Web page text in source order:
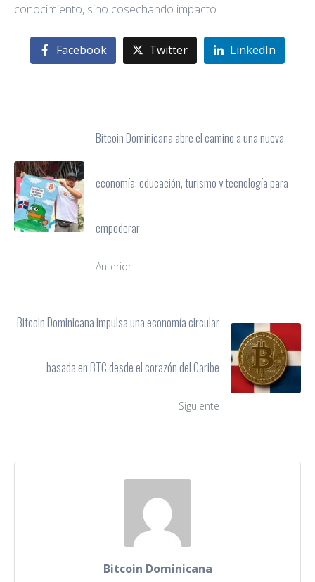
conocimiento, sino cosechando impacto.
Facebook Twitter LinkedIn
Bitcoin Dominicana abre el camino a una nueva
economía: educación, turismo y tecnología para
empoderar
Anterior
Bitcoin Dominicana impulsa una economía circular
basada en BTC desde el corazón del Caribe
Siguiente
Bitcoin Dominicana